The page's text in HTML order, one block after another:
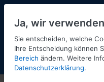
Menü Anmelden
Ja, wir
Sie entscheiden, welche
Ihre Entscheidung können
Bereich ändern. Weitere
Datenschutzerklärung.